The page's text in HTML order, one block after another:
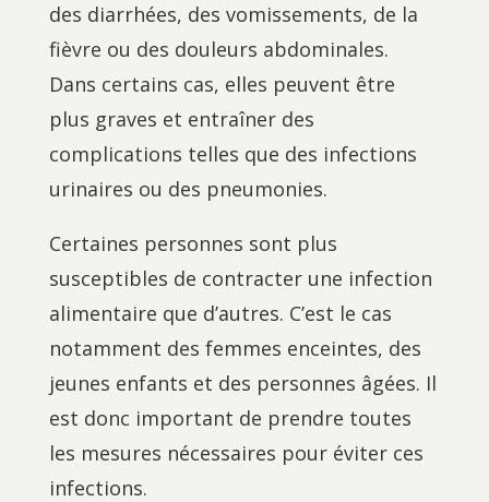
des diarrhées, des vomissements, de la
fièvre ou des douleurs abdominales.
Dans certains cas, elles peuvent être
plus graves et entraîner des
complications telles que des infections
urinaires ou des pneumonies.
Certaines personnes sont plus
susceptibles de contracter une infection
alimentaire que d’autres. C’est le cas
notamment des femmes enceintes, des
jeunes enfants et des personnes âgées. Il
est donc important de prendre toutes
les mesures nécessaires pour éviter ces
infections.